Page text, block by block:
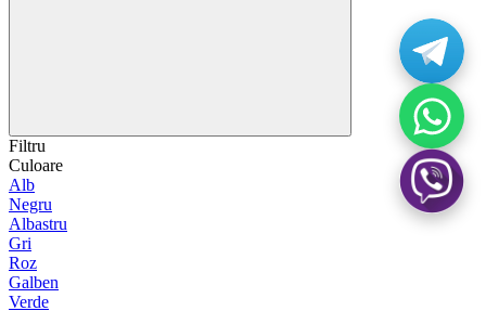
Filtru
Culoare
Alb
Negru
Albastru
Gri
Roz
Galben
Verde